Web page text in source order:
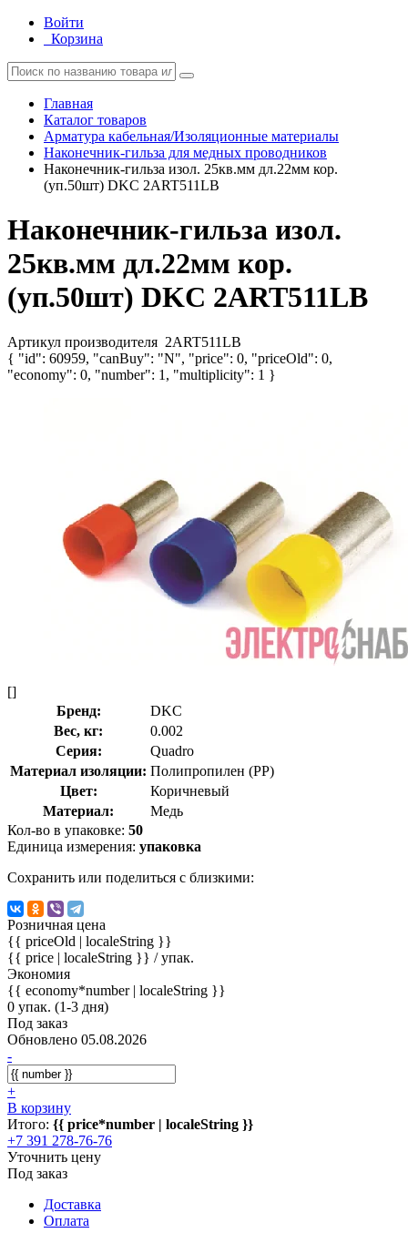
Войти
Корзина
Главная
Каталог товаров
Арматура кабельная/Изоляционные материалы
Наконечник-гильза для медных проводников
Наконечник-гильза изол. 25кв.мм дл.22мм кор.
(уп.50шт) DKC 2ART511LB
Наконечник-гильза изол.
25кв.мм дл.22мм кор.
(уп.50шт) DKC 2ART511LB
Артикул производителя 2ART511LB
{ "id": 60959, "canBuy": "N", "price": 0, "priceOld": 0,
"economy": 0, "number": 1, "multiplicity": 1 }
[]
Бренд:
DKC
Вес, кг:
0.002
Серия:
Quadro
Материал изоляции: Полипропилен (PP)
Цвет:
Коричневый
Материал:
Медь
Кол-во в упаковке: 50
Единица измерения: упаковка
Сохранить или поделиться с близкими:
Розничная цена
{{ priceOld | localeString }}
{{ price | localeString }} / упак.
Экономия
{{ economy*number | localeString }}
0 упак. (1-3 дня)
Под заказ
Обновлено 05.08.2026
-
+
В корзину
Итого: {{ price*number | localeString }}
+7 391 278-76-76
Уточнить цену
Под заказ
Доставка
Оплата